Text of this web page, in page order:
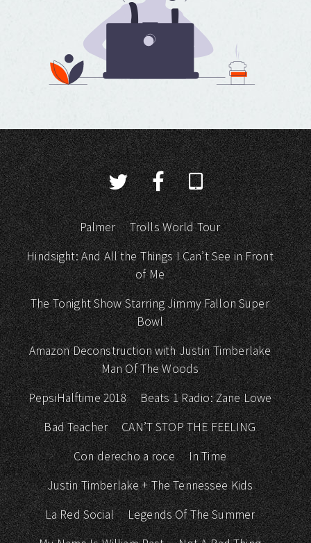
Palmer
Trolls World Tour
Hindsight: And All the Things I Can’t See in Front
of Me
The Tonight Show Starring Jimmy Fallon Super
Bowl
Amazon Deconstruction with Justin Timberlake
Man Of The Woods
PepsiHalftime 2018
Beats 1 Radio: Zane Lowe
Bad Teacher
CAN’T STOP THE FEELING
Con derecho a roce
In Time
Justin Timberlake + The Tennessee Kids
La Red Social
Legends Of The Summer